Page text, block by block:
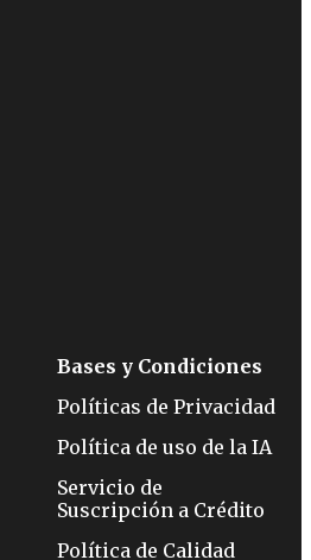
Bases y Condiciones
Políticas de Privacidad
Política de uso de la IA
Servicio de
Suscripción a Crédito
Política de Calidad